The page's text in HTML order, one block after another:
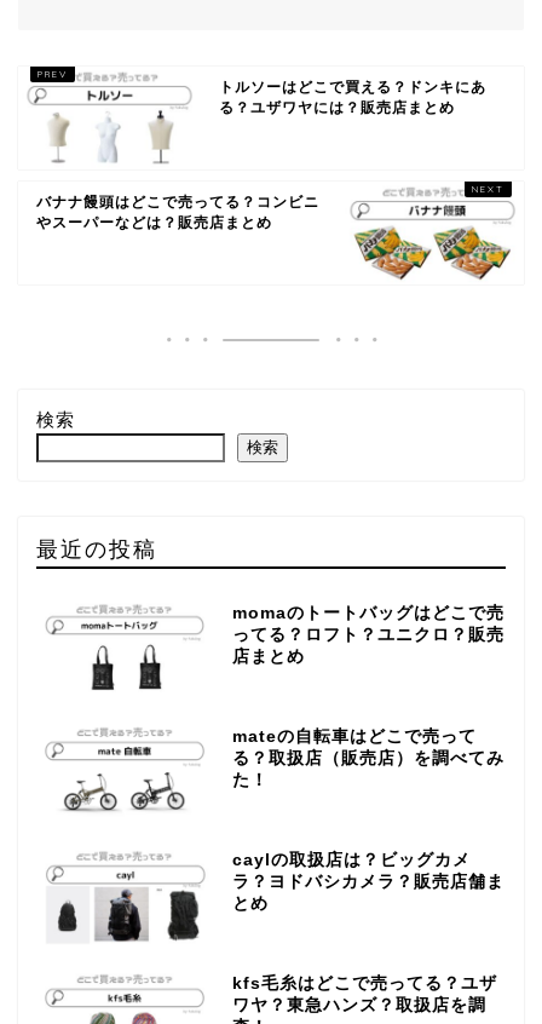
トルソーはどこで買える？ドンキにあ
る？ユザワヤには？販売店まとめ
バナナ饅頭はどこで売ってる？コンビニ
やスーパーなどは？販売店まとめ
検索
検索
最近の投稿
momaのトートバッグはどこで売
ってる？ロフト？ユニクロ？販売
店まとめ
mateの自転車はどこで売って
る？取扱店（販売店）を調べてみ
た！
caylの取扱店は？ビッグカメ
ラ？ヨドバシカメラ？販売店舗ま
とめ
kfs毛糸はどこで売ってる？ユザ
ワヤ？東急ハンズ？取扱店を調